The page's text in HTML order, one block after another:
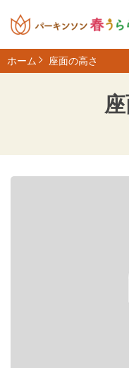
ホーム 座面の高さ